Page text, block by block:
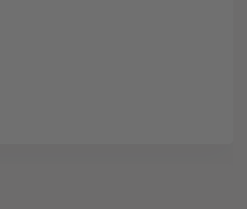
säkerställs färgförbindelsen.
och har en hög ljusstabilitet.